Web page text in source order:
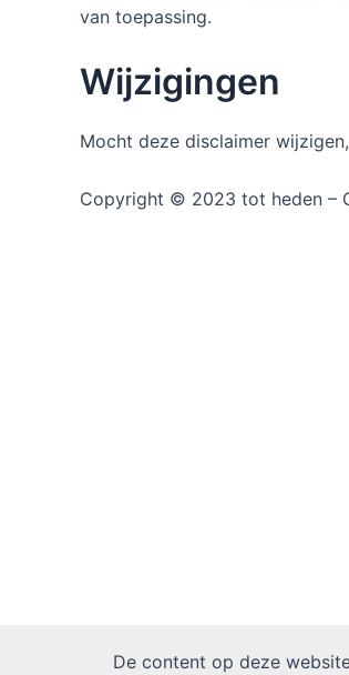
van toepassing.
Wijzigingen
Mocht deze disclaimer
Copyright © 2023 tot heden –
De content op deze